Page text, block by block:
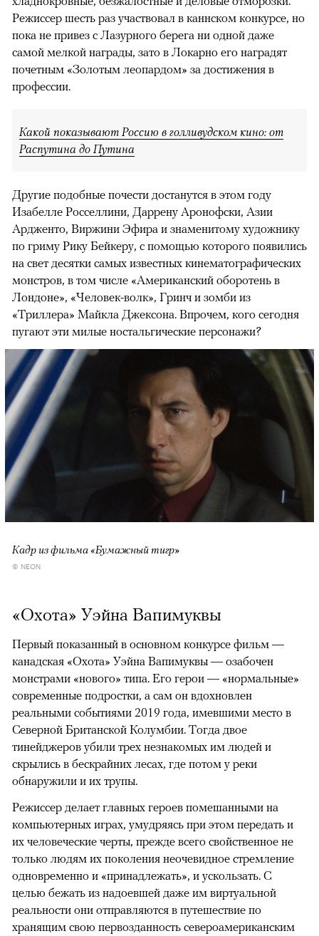
Режиссер шесть раз участвовал в каннском конкурсе, но
пока не привез с Лазурного берега ни одной даже
самой мелкой награды, зато в Локарно его наградят
почетным «Золотым леопардом» за достижения в
профессии.
Какой показывают Россию в голливудском кино: от
Распутина до Путина
Другие подобные почести достанутся в этом году
Изабелле Росселлини, Даррену Аронофски, Азии
Ардженто, Виржини Эфира и знаменитому художнику
по гриму Рику Бейкеру, с помощью которого появились
на свет десятки самых известных кинематографических
монстров, в том числе «Американский оборотень в
Лондоне», «Человек-волк», Гринч и зомби из
«Триллера» Майкла Джексона. Впрочем, кого сегодня
пугают эти милые ностальгические персонажи?
Кадр из фильма «Бумажный тигр»
© NEON
«Охота» Уэйна Вапимуквы
Первый показанный в основном конкурсе фильм —
канадская «Охота» Уэйна Вапимуквы — озабочен
монстрами «нового» типа. Его герои — «нормальные»
современные подростки, а сам он вдохновлен
реальными событиями 2019 года, имевшими место в
Северной Британской Колумбии. Тогда двое
тинейджеров убили трех незнакомых им людей и
скрылись в бескрайних лесах, где потом у реки
обнаружили и их трупы.
Режиссер делает главных героев помешанными на
компьютерных играх, умудряясь при этом передать и
их человеческие черты, прежде всего свойственное не
только людям их поколения неочевидное стремление
одновременно и «принадлежать», и ускользать. С
целью бежать из надоевшей даже им виртуальной
реальности они отправляются в путешествие по
хранящим свою первозданность североамериканским